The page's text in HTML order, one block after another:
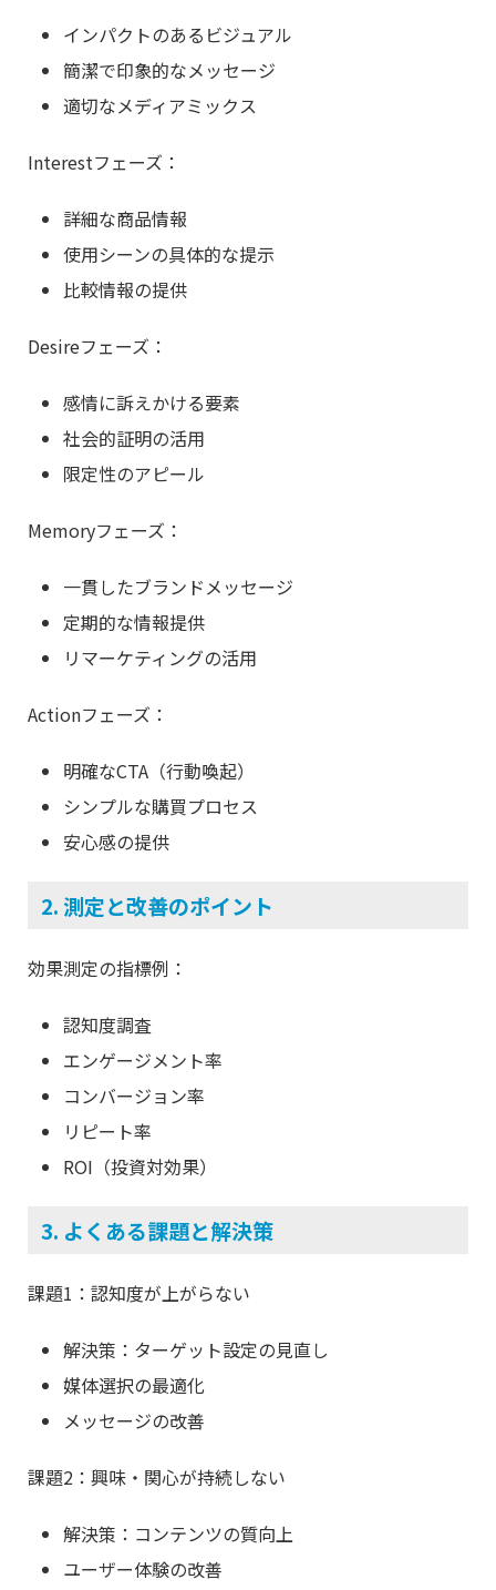
インパクトのあるビジュアル
簡潔で印象的なメッセージ
適切なメディアミックス
Interestフェーズ：
詳細な商品情報
使用シーンの具体的な提示
比較情報の提供
Desireフェーズ：
感情に訴えかける要素
社会的証明の活用
限定性のアピール
Memoryフェーズ：
一貫したブランドメッセージ
定期的な情報提供
リマーケティングの活用
Actionフェーズ：
明確なCTA（行動喚起）
シンプルな購買プロセス
安心感の提供
2. 測定と改善のポイント
効果測定の指標例：
認知度調査
エンゲージメント率
コンバージョン率
リピート率
ROI（投資対効果）
3. よくある課題と解決策
課題1：認知度が上がらない
解決策：ターゲット設定の見直し
媒体選択の最適化
メッセージの改善
課題2：興味・関心が持続しない
解決策：コンテンツの質向上
ユーザー体験の改善